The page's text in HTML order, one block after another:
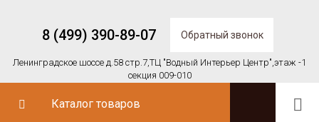
8 (499) 390-89-07 Обратный звонок
Ленинградское шоссе д.58 стр.7,ТЦ "Водный Интерьер Центр",этаж -1
секция 009-010
Каталог товаров